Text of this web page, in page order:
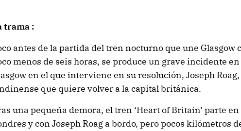
trama :
antes de la partida del tren nocturno que une Glasgow
menos de seis horas, se produce un grave incidente
en el que interviene en su resolución, Joseph
que quiere volver a la capital británica.
una pequeña demora, el tren ‘Heart of Britain’ parte
y con Joseph Roag a bordo, pero pocos kilómetros